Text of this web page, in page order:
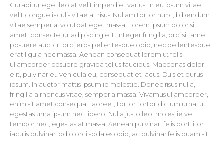
Curabitur eget leo at velit imperdiet varius. In eu ipsum vitae
velit congue iaculis vitae at risus. Nullam tortor nunc, bibendum
vitae semper a, volutpat eget massa. Lorem ipsum dolor sit
amet, consectetur adipiscing elit. Integer fringilla, orci sit amet
posuere auctor, orci eros pellentesque odio, nec pellentesque
erat ligula nec massa. Aenean consequat lorem ut felis
ullamcorper posuere gravida tellus faucibus. Maecenas dolor
elit, pulvinar eu vehicula eu, consequat et lacus. Duis et purus
ipsum. In auctor mattis ipsum id molestie. Donec risus nulla,
fringilla a rhoncus vitae, semper a massa. Vivamus ullamcorper,
enim sit amet consequat laoreet, tortor tortor dictum urna, ut
egestas urna ipsum nec libero. Nulla justo leo, molestie vel
tempor nec, egestas at massa. Aenean pulvinar, felis porttitor
iaculis pulvinar, odio orci sodales odio, ac pulvinar felis quam sit.